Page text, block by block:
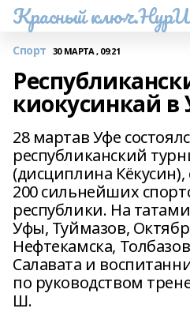
Красный
Спорт 30 МАРТА , 09:21
киокусинкай в
28 мартав Уфе
республиканский
(дисциплина
200 сильнейших
республики. На
Уфы, Туймазов,
Нефтекамска,
Салавата и
по руководством
Ш.